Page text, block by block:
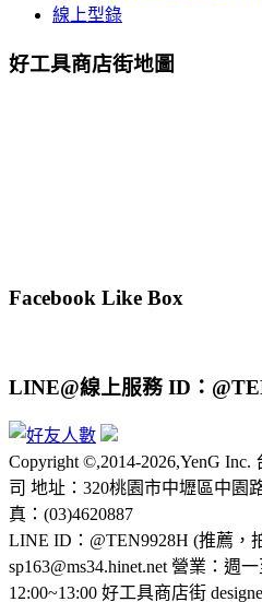
線上型錄
好工具商店街地圖
Facebook Like Box
LINE@線上服務 ID：
Copyright ©,2014-2026,YenG
司 地址：320桃園市中壢區中園
真：(03)4620887
LINE ID：@TEN9928H (推薦，
sp163@ms34.hinet.net 營業：週
12:00~13:00 好工具商店街